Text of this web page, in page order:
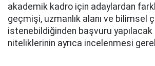
akademik kadro için adaylardan
geçmişi, uzmanlık alanı ve bilimsel
istenebildiğinden başvuru yapılacak
niteliklerinin ayrıca incelenmesi